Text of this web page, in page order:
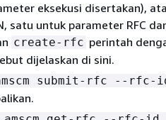
eksekusi disertakan),
satu untuk parameter RFC
create-rfc perintah
dijelaskan di sini.
submit-rfc --rfc-